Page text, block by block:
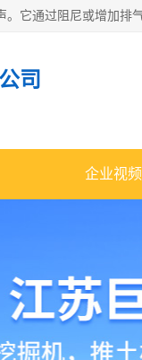
司
企业视频